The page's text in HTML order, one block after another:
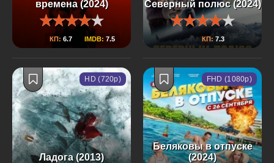
времена (2024)
КП: 6.7 IMDB: 7.5
Северный полюс (2024)
КП: 7.3
Ладога (2013)
HD (720p)
Беляковы в отпуске
(2024)
FHD (1080p)